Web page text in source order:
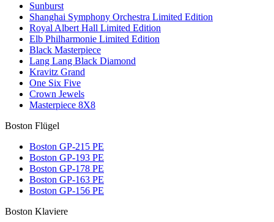
Sunburst
Shanghai Symphony Orchestra Limited Edition
Royal Albert Hall Limited Edition
Elb Philharmonie Limited Edition
Black Masterpiece
Lang Lang Black Diamond
Kravitz Grand
One Six Five
Crown Jewels
Masterpiece 8X8
Boston Flügel
Boston GP-215 PE
Boston GP-193 PE
Boston GP-178 PE
Boston GP-163 PE
Boston GP-156 PE
Boston Klaviere